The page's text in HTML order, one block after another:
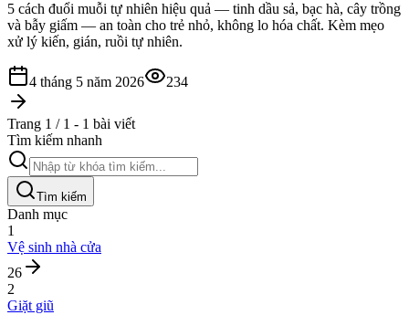
5 cách đuổi muỗi tự nhiên hiệu quả — tinh dầu sả, bạc hà, cây trồng
và bẫy giấm — an toàn cho trẻ nhỏ, không lo hóa chất. Kèm mẹo
xử lý kiến, gián, ruồi tự nhiên.
4 tháng 5 năm 2026 234
Trang 1 / 1 - 1 bài viết
Tìm kiếm nhanh
Tìm kiếm
Danh mục
1
Vệ sinh nhà cửa
26
2
Giặt giũ